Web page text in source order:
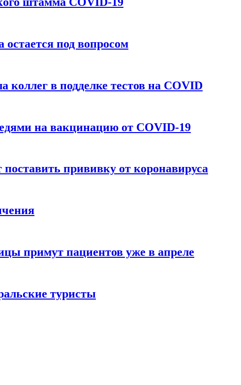
под вопросом
коллег в подделке тестов на COVID
на вакцинацию от COVID-19
прививку от коронавируса
примут пациентов уже в апреле
туристы